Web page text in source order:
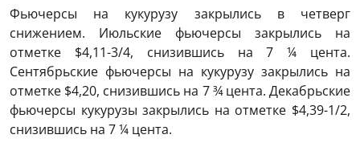
Фьючерсы на кукурузу закрылись в четверг
снижением. Июльские фьючерсы закрылись на
отметке $4,11-3/4, снизившись на 7 ¼ цента.
Сентябрьские фьючерсы на кукурузу закрылись на
отметке $4,20, снизившись на 7 ¾ цента. Декабрьские
фьючерсы кукурузы закрылись на отметке $4,39-1/2,
снизившись на 7 ¼ цента.